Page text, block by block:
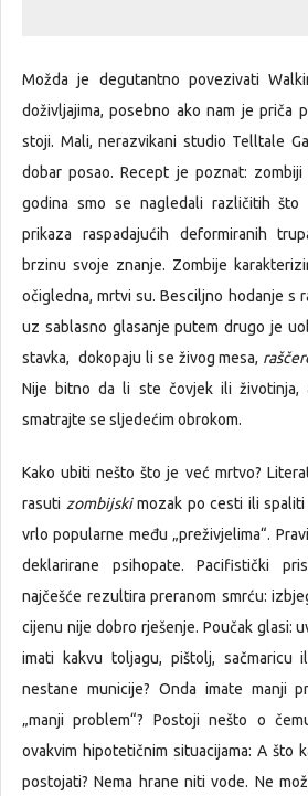
Možda je degutantno povezivati
doživljajima, posebno ako nam je priča
stoji. Mali, nerazvikani studio Telltale
dobar posao. Recept je poznat:
godina smo se nagledali različitih što
prikaza raspadajućih deformiranih
brzinu svoje znanje. Zombije
očigledna, mrtvi su. Besciljno hodanje s
uz sablasno glasanje putem drugo je
stavka, dokopaju li se živog mesa,
Nije bitno da li ste čovjek ili životinja,
smatrajte se sljedećim obrokom.
Kako ubiti nešto što je već mrtvo?
rasuti zombijskimozak po cesti ili
vrlo popularne među „preživjelima“.
deklarirane psihopate. Pacifistički
najčešće rezultira preranom smrću:
cijenu nije dobro rješenje. Poučak glasi:
imati kakvu toljagu, pištolj, sačmaricu
nestane municije? Onda imate manji
„manji problem“? Postoji nešto o
ovakvim hipotetičnim situacijama: A što
postojati? Nema hrane niti vode. Ne